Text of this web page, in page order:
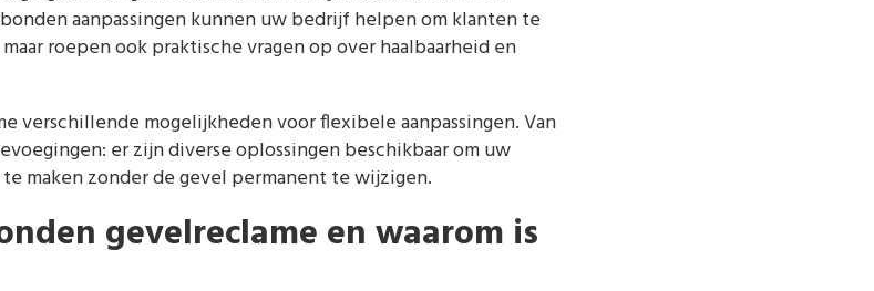
aanpassingen kunnen uw bedrijf helpen om klanten te
roepen ook praktische vragen op over haalbaarheid en
verschillende mogelijkheden voor flexibele aanpassingen. Van
er zijn diverse oplossingen beschikbaar om uw
maken zonder de gevel permanent te wijzigen.
gevelreclame en waarom is